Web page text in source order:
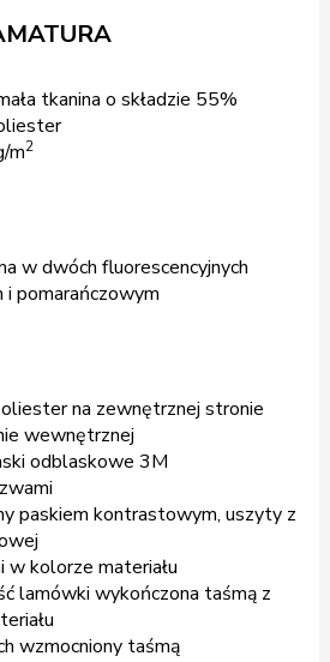
tkanina o składzie 55%
m2
w dwóch fluorescencyjnych
i pomarańczowym
na zewnętrznej stronie
wewnętrznej
odblaskowe 3M
paskiem kontrastowym, uszyty z
w kolorze materiału
lamówki wykończona taśmą z
wzmocniony taśmą